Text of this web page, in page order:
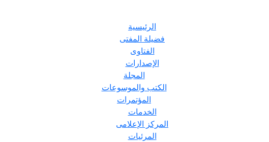
الرئيسية
فضيلة المفتى
الفتاوى
الإصدارات
المجلة
الكتب والموسوعات
المؤتمرات
الخدمات
المركز الإعلامى
المرئيات